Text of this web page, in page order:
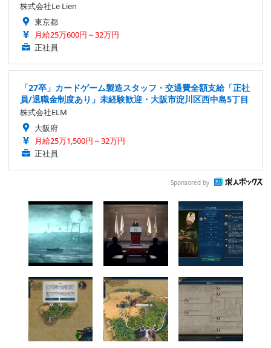
株式会社Le Lien
東京都
月給25万600円～32万円
正社員
「27卒」カードゲーム製造スタッフ・交通費全額支給「正社
員/退職金制度あり」未経験歓迎・大阪市淀川区西中島5丁目
株式会社ELM
大阪府
月給25万1,500円～32万円
正社員
Sponsored by